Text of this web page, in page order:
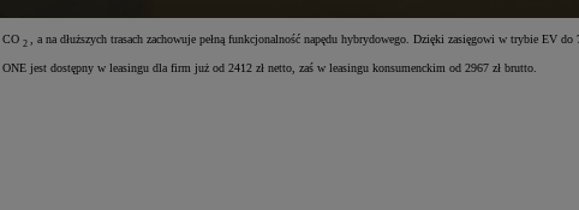
CO 2 , a na dłuższych trasach zachowuje pełną funkcjonalność napędu hybrydowego. Dzięki zasięgowi w trybie
jest dostępny w leasingu dla firm już od 2412 zł netto, zaś w leasingu konsumenckim od 2967 zł brutto.